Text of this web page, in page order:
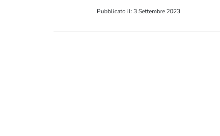
possono avere un impatto negativo sul
Pubblicato il: 3 Settembre 2023